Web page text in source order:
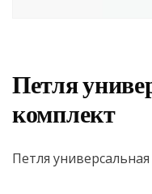
Петля
комплект
Петля